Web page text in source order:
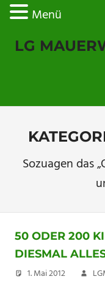
InhaltLG
Sozuagen das
50 ODER 200
DIESMAL
1. Mai 2012
Menü